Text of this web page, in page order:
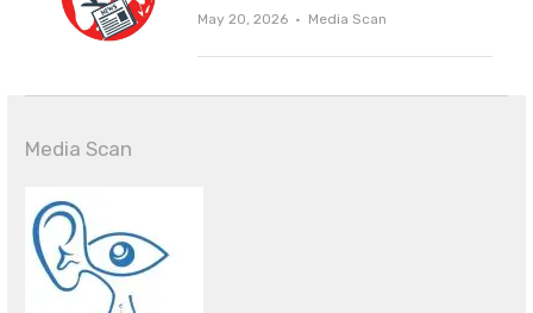
May 20, 2026 Author
Media Scan
Media Scan